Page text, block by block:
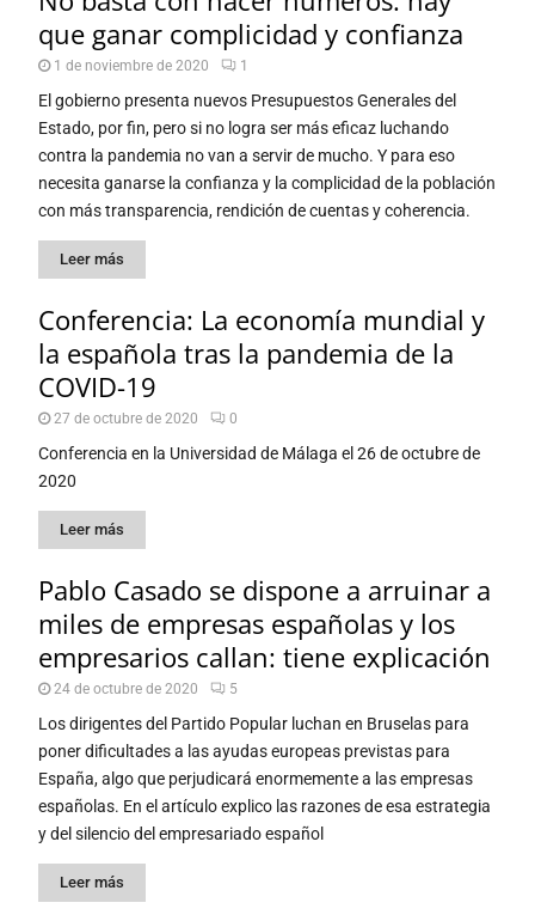
que ganar complicidad y confianza
1 de noviembre de 2020 1
El gobierno presenta nuevos Presupuestos Generales del
Estado, por fin, pero si no logra ser más eficaz luchando
contra la pandemia no van a servir de mucho. Y para eso
necesita ganarse la confianza y la complicidad de la población
con más transparencia, rendición de cuentas y coherencia.
Leer más
Conferencia: La economía mundial y
la española tras la pandemia de la
COVID-19
27 de octubre de 2020 0
Conferencia en la Universidad de Málaga el 26 de octubre de
2020
Leer más
Pablo Casado se dispone a arruinar a
miles de empresas españolas y los
empresarios callan: tiene explicación
24 de octubre de 2020 5
Los dirigentes del Partido Popular luchan en Bruselas para
poner dificultades a las ayudas europeas previstas para
España, algo que perjudicará enormemente a las empresas
españolas. En el artículo explico las razones de esa estrategia
y del silencio del empresariado español
Leer más